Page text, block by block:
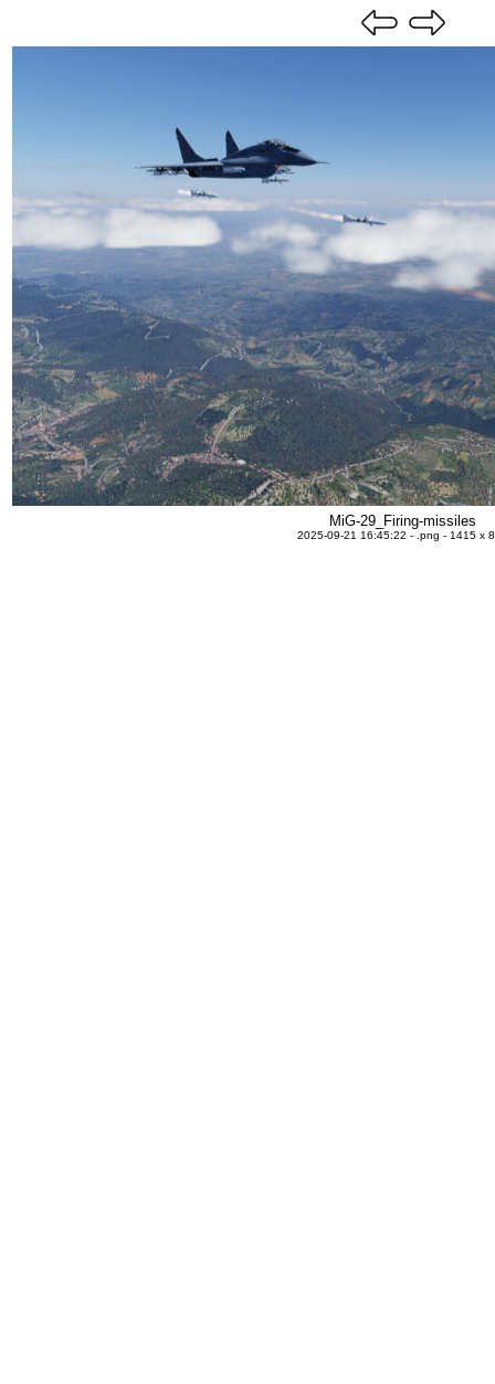
MiG-29_Firing-missiles
2025-09-21 16:45:22 - .png - 1415 x